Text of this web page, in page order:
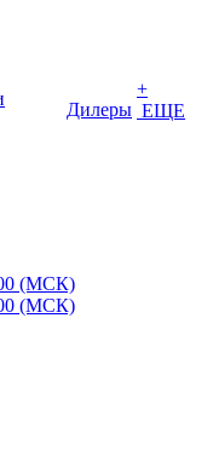
Дилеры
+
ЕЩЕ
(МСК)
(МСК)